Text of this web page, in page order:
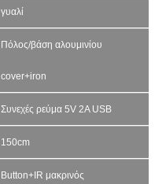
γυαλί
Πόλος/βάση αλουμινίου
cover+iron
Συνεχές ρεύμα 5V 2A USB
150cm
Button+IR μακρινός